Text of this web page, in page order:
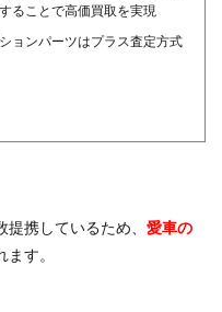
ることで高価買取を実現
ョンパーツはプラス査定方式
携しているため、 愛車の
す。